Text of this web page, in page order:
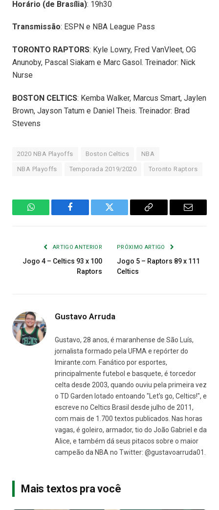
Horário (de Brasília): 19h30
Transmissão: ESPN e NBA League Pass
TORONTO RAPTORS: Kyle Lowry, Fred VanVleet, OG
Anunoby, Pascal Siakam e Marc Gasol. Treinador: Nick
Nurse
BOSTON CELTICS: Kemba Walker, Marcus Smart, Jaylen
Brown, Jayson Tatum e Daniel Theis. Treinador: Brad
Stevens
2020 NBA Playoffs Boston Celtics NBA
NBA Playoffs Temporada 2019/2020 Toronto Raptors
WhatsAppFacebook Twitter
Copiar
E-
ARTIGO ANTERIOR
Jogo 4 – Celtics 93 x 100
Raptors
PRÓXIMO ARTIGO
Jogo 5 – Raptors 89 x 111
Celtics
Gustavo Arruda
Gustavo, 28 anos, é maranhense de São Luís,
jornalista formado pela UFMA e repórter do
Imirante.com. Fanático por esportes,
principalmente futebol e basquete, é torcedor
celta desde 2003, quando ouviu pela primeira vez
o TD Garden lotado entoando "Let's go, Celtics!", e
escreve no Celtics Brasil desde julho de 2011,
com mais de 1.700 textos publicados. Nas horas
vagas, é goleiro, armador, tio do João Gabriel e da
Alice, e também dá seus pitacos sobre o maior
campeão da NBA no Twitter: @gustavoarruda01.
Mais textos pra você